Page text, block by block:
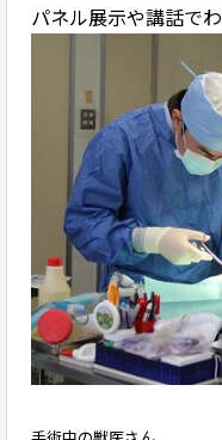
パネル展示や講話で